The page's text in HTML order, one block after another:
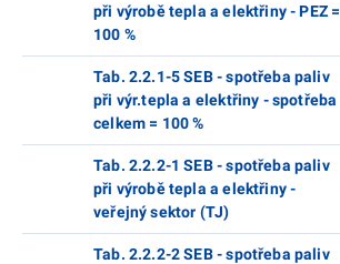
při výrobě tepla a elektřiny - PEZ =
100 %
Tab. 2.2.1-5 SEB - spotřeba paliv
při výr.tepla a elektřiny - spotřeba
celkem = 100 %
Tab. 2.2.2-1 SEB - spotřeba paliv
při výrobě tepla a elektřiny -
veřejný sektor (TJ)
Tab. 2.2.2-2 SEB - spotřeba paliv